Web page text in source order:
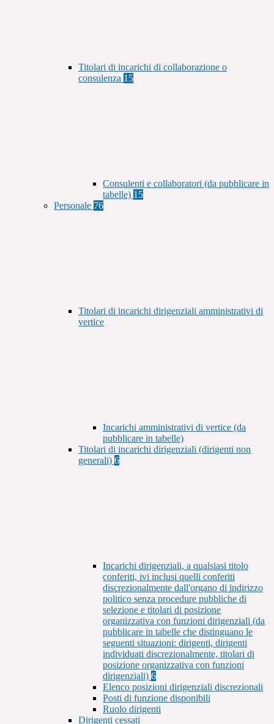
Titolari di incarichi di collaborazione o
consulenza 15
Consulenti e collaboratori (da pubblicare in
tabelle) 15
Personale 76
Titolari di incarichi dirigenziali amministrativi di
vertice
Incarichi amministrativi di vertice (da
pubblicare in tabelle)
Titolari di incarichi dirigenziali (dirigenti non
generali) 6
Incarichi dirigenziali, a qualsiasi titolo
conferiti, ivi inclusi quelli conferiti
discrezionalmente dall'organo di indirizzo
politico senza procedure pubbliche di
selezione e titolari di posizione
organizzativa con funzioni dirigenziali (da
pubblicare in tabelle che distinguano le
seguenti situazioni: dirigenti, dirigenti
individuati discrezionalmente, titolari di
posizione organizzativa con funzioni
dirigenziali) 6
Elenco posizioni dirigenziali discrezionali
Posti di funzione disponibili
Ruolo dirigenti
Dirigenti cessati